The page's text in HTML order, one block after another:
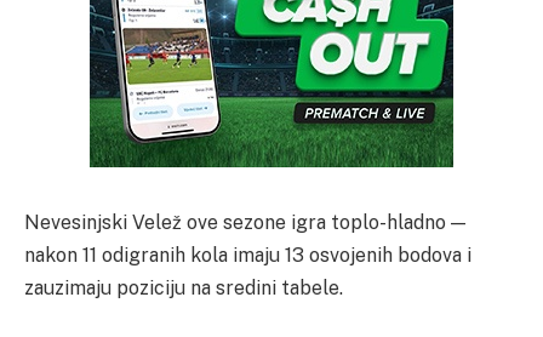
Nevesinjski Velež ove sezone igra toplo-hladno —
nakon 11 odigranih kola imaju 13 osvojenih bodova i
zauzimaju poziciju na sredini tabele.